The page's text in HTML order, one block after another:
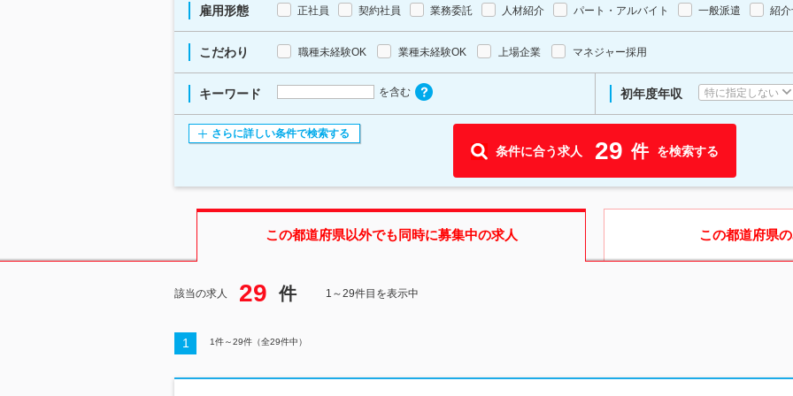
雇用形態 正社員 契約社員 業務委託 人材紹介 パート・アルバイト 一般派遣 紹
こだわり 職種未経験OK 業種未経験OK 上場企業 マネジャー採用
キーワード を含む 初年度年収 特に指定しない
さらに詳しい条件で検索する
条件に合う求人 29 件 を検索する
この都道府県以外でも同時に募集中の求人 この都道府県
該当の求人 29 件 1～29件目を表示中
1 1件～29件（全29件中）